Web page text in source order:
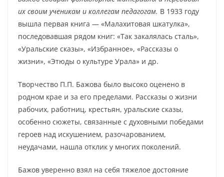
их своим ученикам и коллегам педагогам. В 1933 году
вышла первая книга — «Малахитовая шкатулка»,
последовавшая рядом книг: «Так закалялась сталь»,
«Уральские сказы», «Избранное», «Рассказы о
жизни», «Этюды о культуре Урала» и др.
Творчество П.П. Бажова было высоко оценено в
родном крае и за его пределами. Рассказы о жизни
рабочих, работниц, крестьян, уральские сказы,
особенно сюжеты, связанные с духовными победами
героев над искушением, разочарованием,
неудачами, нашла отклик у многих поколений.
Бажов уверенно взял на себя тяжелое достояние